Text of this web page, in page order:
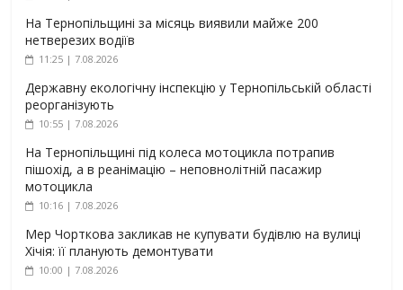
На Тернопільщині за місяць виявили майже 200
нетверезих водіїв
11:25 | 7.08.2026
Державну екологічну інспекцію у Тернопільській області
реорганізують
10:55 | 7.08.2026
На Тернопільщині під колеса мотоцикла потрапив
пішохід, а в реанімацію – неповнолітній пасажир
мотоцикла
10:16 | 7.08.2026
Мер Чорткова закликав не купувати будівлю на вулиці
Хічія: її планують демонтувати
10:00 | 7.08.2026